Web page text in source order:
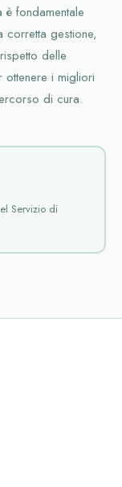
fondamentale
corretta gestione,
delle
ottenere i migliori
di cura.
Servizio di